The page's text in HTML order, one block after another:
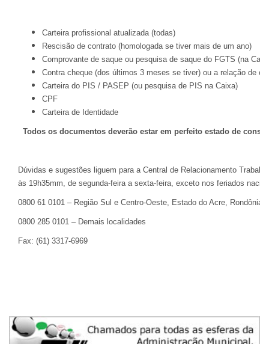
Carteira profissional atualizada (todas)
Rescisão de contrato (homologada se tiver mais de um ano)
Comprovante de saque ou pesquisa de saque do FGTS (na
Contra cheque (dos últimos 3 meses se tiver) ou a relação de
Carteira do PIS / PASEP (ou pesquisa de PIS na Caixa)
CPF
Carteira de Identidade
Todos os documentos deverão estar em perfeito estado de
Dúvidas e sugestões liguem para a Central de Relacionamento
às 19h35mm, de segunda-feira a sexta-feira, exceto nos feriados
0800 61 0101 – Região Sul e Centro-Oeste, Estado do Acre, Rondônia
0800 285 0101 – Demais localidades
Fax: (61) 3317-6969